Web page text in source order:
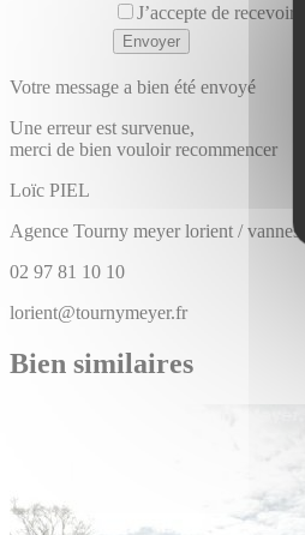
J’accepte de recevoir
Votre message a bien été envoyé
Une erreur est survenue,
merci de bien vouloir recommencer
Loïc PIEL
Agence Tourny meyer lorient / vannes
02 97 81 10 10
lorient@tournymeyer.fr
Bien similaires